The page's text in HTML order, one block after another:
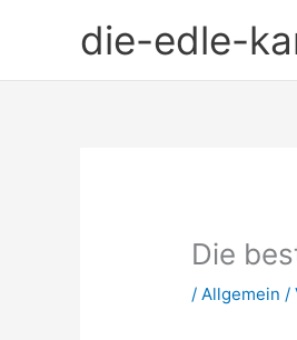
die-edle-
Die
/Allgemein /